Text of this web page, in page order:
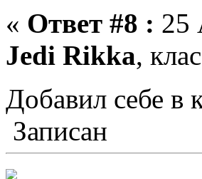
« Ответ #8 : 25
Jedi Rikka,
Добавил себе в
Записан